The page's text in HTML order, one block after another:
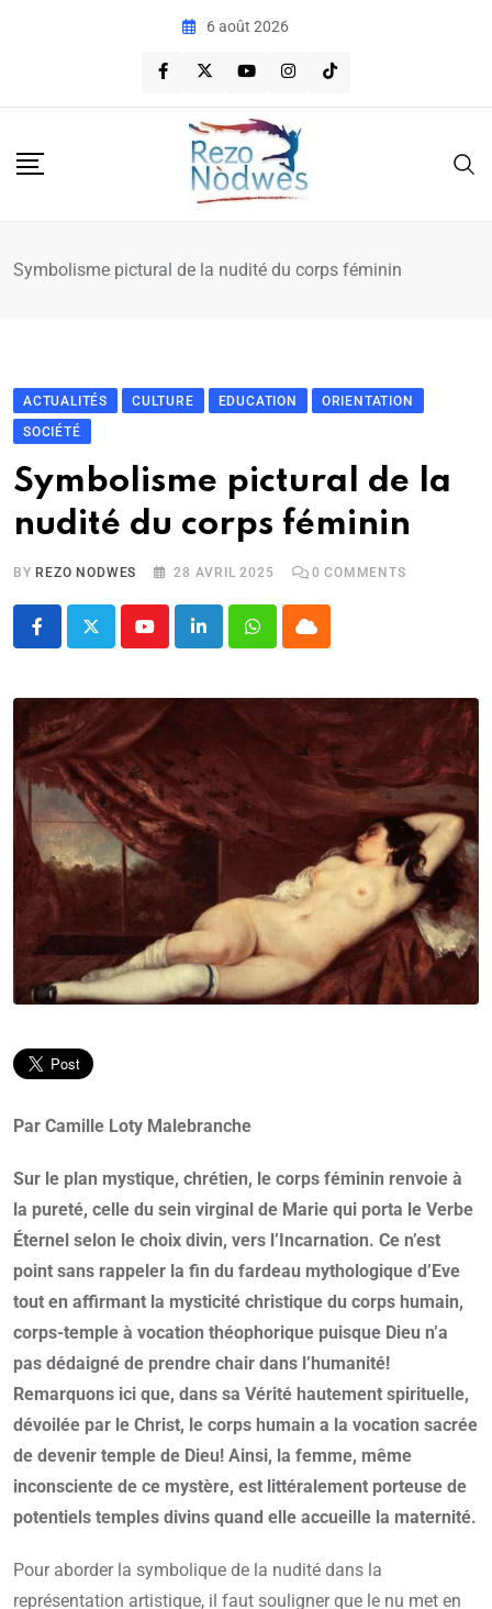
6 août 2026
Symbolisme pictural de la nudité du corps féminin
ACTUALITÉS CULTURE EDUCATION
ORIENTATION
SOCIÉTÉ
Symbolisme pictural de la
nudité du corps féminin
BY REZO NODWES 28 AVRIL 2025 0 COMMENTS
Par Camille Loty Malebranche
Sur le plan mystique, chrétien, le corps féminin renvoie à
la pureté, celle du sein virginal de Marie qui porta le Verbe
Éternel selon le choix divin, vers l’Incarnation. Ce n’est
point sans rappeler la fin du fardeau mythologique d’Eve
tout en affirmant la mysticité christique du corps humain,
corps-temple à vocation théophorique puisque Dieu n’a
pas dédaigné de prendre chair dans l’humanité!
Remarquons ici que, dans sa Vérité hautement spirituelle,
dévoilée par le Christ, le corps humain a la vocation sacrée
de devenir temple de Dieu! Ainsi, la femme, même
inconsciente de ce mystère, est littéralement porteuse de
potentiels temples divins quand elle accueille la maternité.
Pour aborder la symbolique de la nudité dans la
représentation artistique, il faut souligner que le nu met en